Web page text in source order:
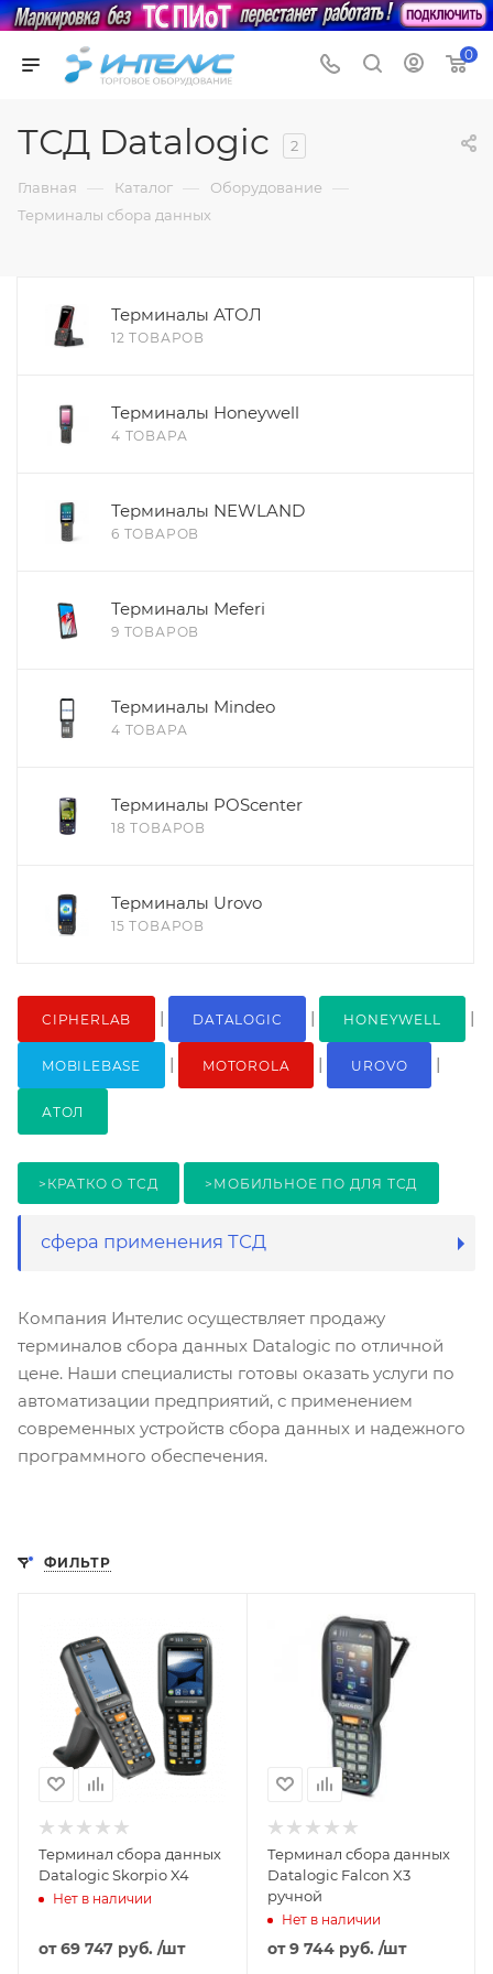
0
ТСД Datalogic 2
Главная — Каталог — Оборудование —
Терминалы сбора данных
Терминалы АТОЛ
12 ТОВАРОВ
Терминалы Honeywell
4 ТОВАРА
Терминалы NEWLAND
6 ТОВАРОВ
Терминалы Meferi
9 ТОВАРОВ
Терминалы Mindeo
4 ТОВАРА
Терминалы POScenter
18 ТОВАРОВ
Терминалы Urovo
15 ТОВАРОВ
CIPHERLAB | DATALOGIC | HONEYWELL |
MOBILEBASE | MOTOROLA | UROVO |
АТОЛ
>КРАТКО О ТСД >МОБИЛЬНОЕ ПО ДЛЯ ТСД
сфера применения ТСД
Компания Интелис осуществляет продажу
терминалов сбора данных Datalogic по отличной
цене. Наши специалисты готовы оказать услуги по
автоматизации предприятий, с применением
современных устройств сбора данных и надежного
программного обеспечения.
ФИЛЬТР
Терминал сбора данных
Datalogic Skorpio X4
Нет в наличии
от69 747 руб. /шт
Терминал сбора данных
Datalogic Falcon X3
ручной
Нет в наличии
от9 744 руб. /шт